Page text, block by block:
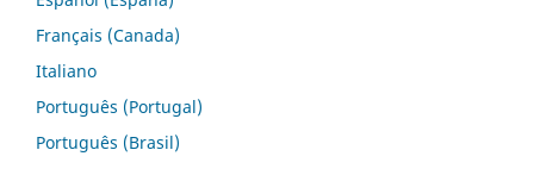
Français (Canada)
Italiano
Português (Portugal)
Português (Brasil)